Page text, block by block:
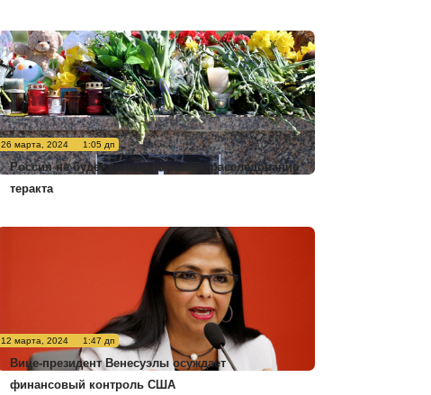
26 марта, 2024 1:05 дп
Россия не будет комментировать расследование
теракта
12 марта, 2024 1:47 дп
Вице-президент Венесуэлы осуждает
финансовый контроль США